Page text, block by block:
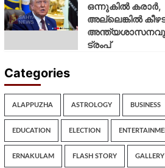
ഒന്നുകില്‍ കരാര്‍,
അല്ലെങ്കില്‍
ട്രംപ്
Categories
ALAPPUZHA ASTROLOGY BUSINESS
EDUCATION ELECTION
ERNAKULAM FLASH STORY GALLERY